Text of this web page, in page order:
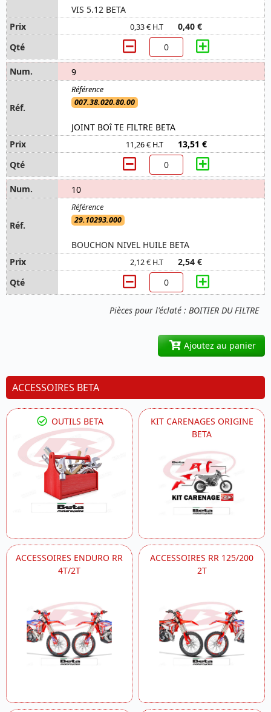
Pièces pour l'éclaté : BOITIER DU FILTRE
VIS 5.12 BETA
0,33 € H.T 0,40 €
9
007.38.020.80.00
JOINT BOî TE FILTRE BETA
11,26 € H.T 13,51 €
10
29.10293.000
BOUCHON NIVEL HUILE BETA
2,12 € H.T 2,54 €
Ajoutez au panier
ACCESSOIRES BETA
OUTILS BETA
KIT CARENAGES ORIGINE
BETA
ACCESSOIRES ENDURO RR
4T/2T
ACCESSOIRES RR 125/200
2T